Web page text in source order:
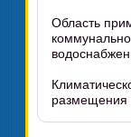
Область
размещения